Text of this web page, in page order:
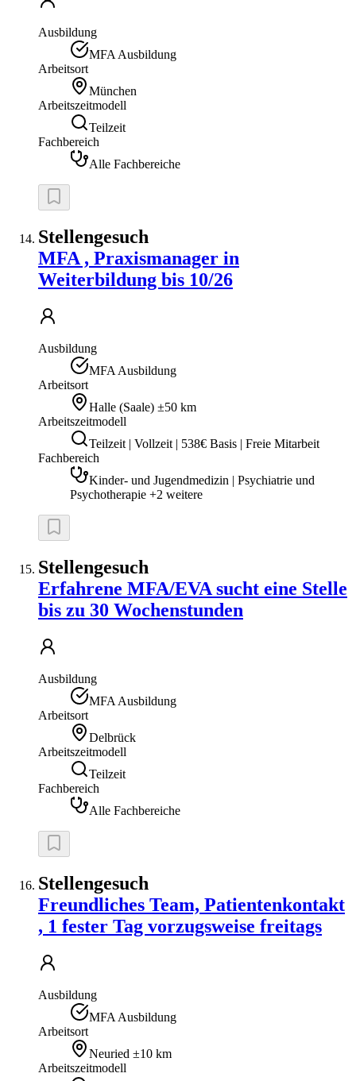
Ausbildung
MFA Ausbildung
Arbeitsort
München
Arbeitszeitmodell
Teilzeit
Fachbereich
Alle Fachbereiche
Stellengesuch
MFA , Praxismanager in
Weiterbildung bis 10/26
Ausbildung
MFA Ausbildung
Arbeitsort
Halle (Saale) ±50 km
Arbeitszeitmodell
Teilzeit | Vollzeit | 538€ Basis | Freie Mitarbeit
Fachbereich
Kinder- und Jugendmedizin | Psychiatrie und
Psychotherapie +2 weitere
Stellengesuch
Erfahrene MFA/EVA sucht eine Stelle
bis zu 30 Wochenstunden
Ausbildung
MFA Ausbildung
Arbeitsort
Delbrück
Arbeitszeitmodell
Teilzeit
Fachbereich
Alle Fachbereiche
Stellengesuch
Freundliches Team, Patientenkontakt
, 1 fester Tag vorzugsweise freitags
Ausbildung
MFA Ausbildung
Arbeitsort
Neuried ±10 km
Arbeitszeitmodell